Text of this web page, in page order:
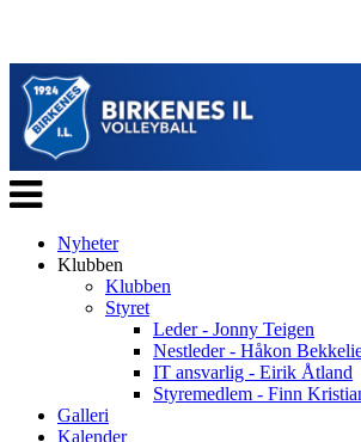
Veksle
navigasjon
Nyheter
Klubben
Klubben
Styret
Leder - Jonny Teigen
Nestleder - Håkon
IT ansvarlig - Eirik Åtland
Styremedlem - Finn
Galleri
Kalender